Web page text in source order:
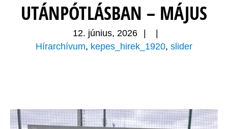
UTÁNPÓTLÁSBAN – MÁJUS
12. június, 2026
Hírarchívum, kepes_hirek_1920, slider